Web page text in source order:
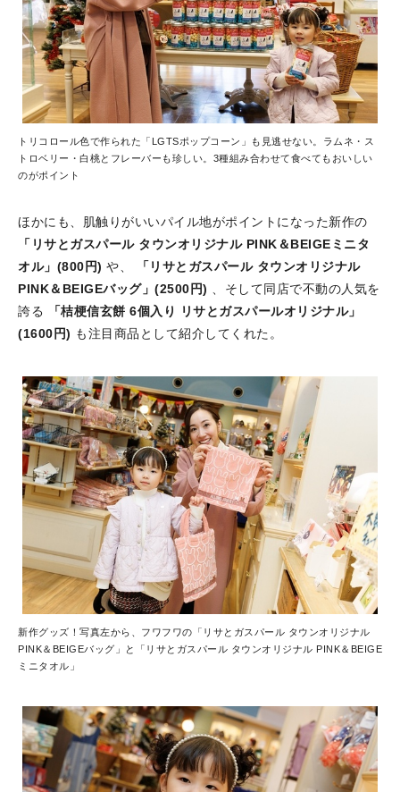
トリコロール色で作られた「LGTSポップコーン」も見逃せない。ラムネ・ス
トロベリー・白桃とフレーバーも珍しい。3種組み合わせて食べてもおいしい
のがポイント
ほかにも、肌触りがいいパイル地がポイントになった新作の
「リサとガスパール タウンオリジナル PINK＆BEIGEミニタ
オル」(800円) や、
「リサとガスパール タウンオリジナル
PINK＆BEIGEバッグ」(2500円) 、そして同店で不動の人気を
誇る
「桔梗信玄餅 6個入り リサとガスパールオリジナル」
(1600円) も注目商品として紹介してくれた。
新作グッズ！写真左から、フワフワの「リサとガスパール タウンオリジナル
PINK＆BEIGEバッグ」と「リサとガスパール タウンオリジナル PINK＆BEIGE
ミニタオル」